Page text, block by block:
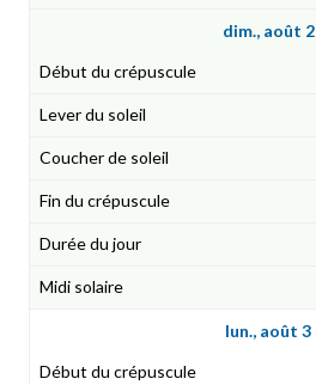
dim., août 2
lun., août 3